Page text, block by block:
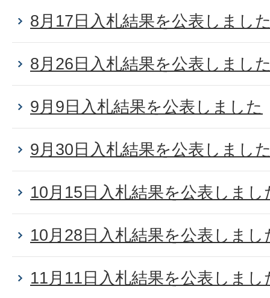
8月17日入札結果を公表しまし
8月26日入札結果を公表しまし
9月9日入札結果を公表しました
9月30日入札結果を公表しまし
10月15日入札結果を公表しまし
10月28日入札結果を公表しまし
11月11日入札結果を公表しまし